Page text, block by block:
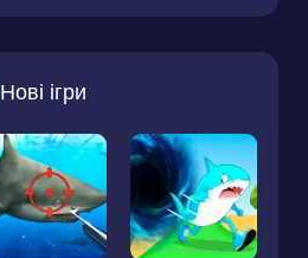
Нові ігри